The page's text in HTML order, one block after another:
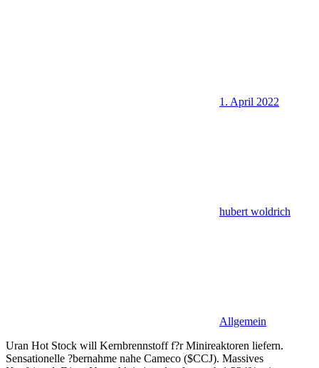
1. April 2022
hubert woldrich
Allgemein
Uran Hot Stock will Kernbrennstoff f?r Minireaktoren liefern.
Sensationelle ?bernahme nahe Cameco ($CCJ). Massives